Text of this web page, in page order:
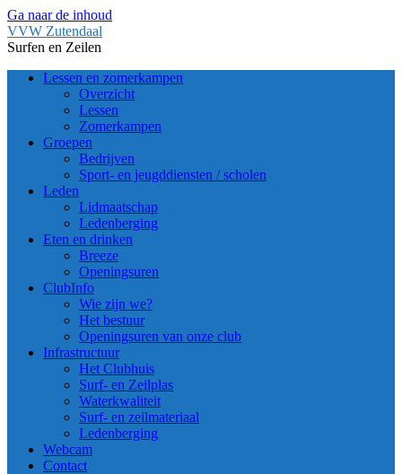
Ga naar de inhoud
VVW Zutendaal
Surfen en Zeilen
Lessen en zomerkampen
Overzicht
Lessen
Zomerkampen
Groepen
Bedrijven
Sport- en jeugddiensten / scholen
Leden
Lidmaatschap
Ledenberging
Eten en drinken
Breeze
Openingsuren
ClubInfo
Wie zijn we?
Het bestuur
Openingsuren van onze club
Infrastructuur
Het Clubhuis
Surf- en Zeilplas
Waterkwaliteit
Surf- en zeilmateriaal
Ledenberging
Webcam
Contact